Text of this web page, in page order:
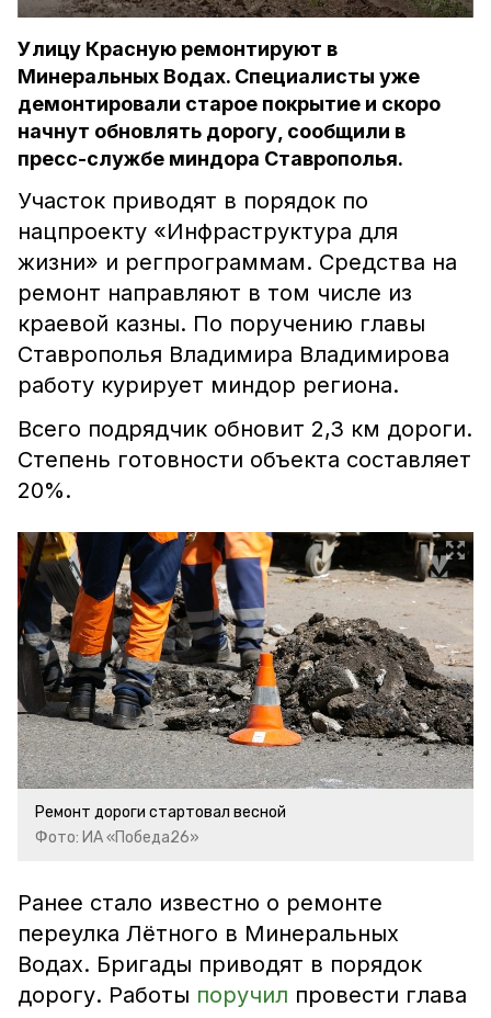
Улицу Красную ремонтируют в
Минеральных Водах. Специалисты уже
демонтировали старое покрытие и скоро
начнут обновлять дорогу, сообщили в
пресс-службе миндора Ставрополья.
Участок приводят в порядок по
нацпроекту «Инфраструктура для
жизни» и регпрограммам. Средства на
ремонт направляют в том числе из
краевой казны. По поручению главы
Ставрополья Владимира Владимирова
работу курирует миндор региона.
Всего подрядчик обновит 2,3 км дороги.
Степень готовности объекта составляет
20%.
Ремонт дороги стартовал весной
Фото: ИА «Победа26»
Ранее стало известно о ремонте
переулка Лётного в Минеральных
Водах. Бригады приводят в порядок
дорогу. Работы поручил провести глава